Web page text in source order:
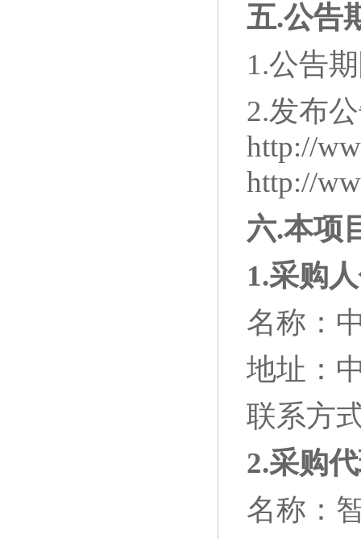
五.公告
1.公告
2.发布
http://
http://
六.本项
1.采购
名称：
地址：
联系方
2.采购
名称：